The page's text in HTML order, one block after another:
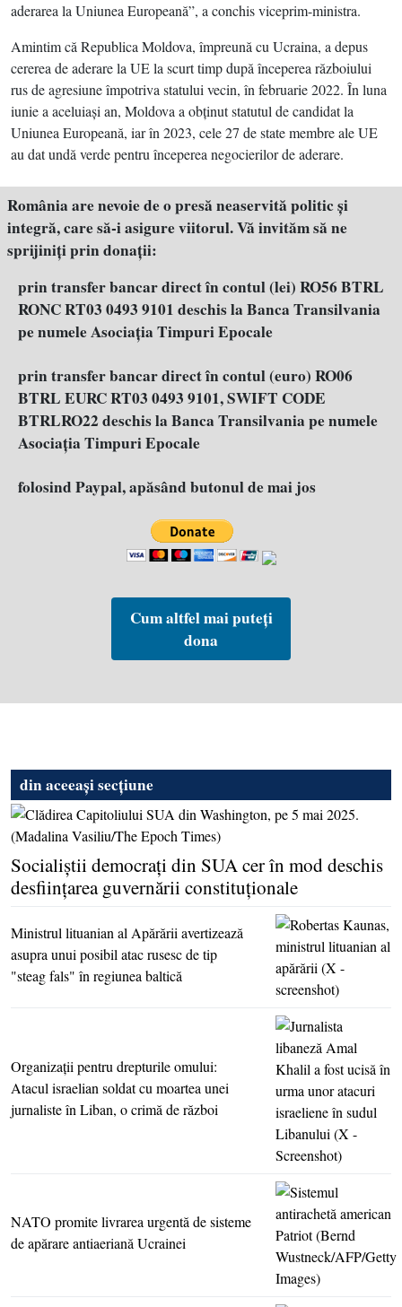
aderarea la Uniunea Europeană”, a conchis viceprim-ministra.
Amintim că Republica Moldova, împreună cu Ucraina, a depus
cererea de aderare la UE la scurt timp după începerea războiului
rus de agresiune împotriva statului vecin, în februarie 2022. În luna
iunie a aceluiaşi an, Moldova a obţinut statutul de candidat la
Uniunea Europeană, iar în 2023, cele 27 de state membre ale UE
au dat undă verde pentru începerea negocierilor de aderare.
România are nevoie de o presă neaservită politic şi
integră, care să-i asigure viitorul. Vă invităm să ne
sprijiniţi prin donaţii:
prin transfer bancar direct în contul (lei) RO56 BTRL
RONC RT03 0493 9101 deschis la Banca Transilvania
pe numele Asociația Timpuri Epocale
prin transfer bancar direct în contul (euro) RO06
BTRL EURC RT03 0493 9101, SWIFT CODE
BTRLRO22 deschis la Banca Transilvania pe numele
Asociația Timpuri Epocale
folosind Paypal, apăsând butonul de mai jos
Cum altfel mai puteți
dona
din aceeași secțiune
Socialiştii democraţi din SUA cer în mod deschis
desfiinţarea guvernării constituţionale
Ministrul lituanian al Apărării avertizează
asupra unui posibil atac rusesc de tip
"steag fals" în regiunea baltică
Organizaţii pentru drepturile omului:
Atacul israelian soldat cu moartea unei
jurnaliste în Liban, o crimă de război
NATO promite livrarea urgentă de sisteme
de apărare antiaeriană Ucrainei